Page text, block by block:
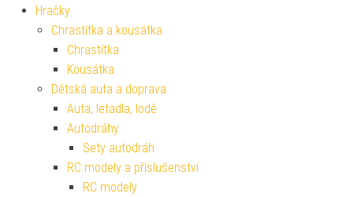
Hračky
Chrastítka a kousátka
Chrastítka
Kousátka
Dětská auta a doprava
Auta, letadla, lodě
Autodráhy
Sety autodráh
RC modely a příslušenství
RC modely